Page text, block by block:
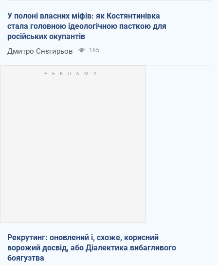
У полоні власних міфів: як Костянтинівка
стала головною ідеологічною пасткою для
російських окупантів
Дмитро Снєгирьов 165
Рекрутинг: оновлений і, схоже, корисний
ворожий досвід, або Діалектика вибагливого
боягузтва